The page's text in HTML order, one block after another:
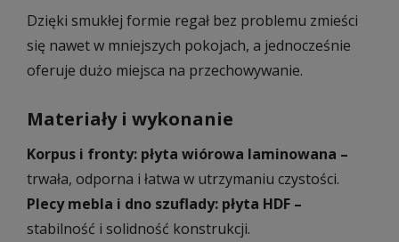
Dzięki smukłej formie regał bez problemu zmieści
się nawet w mniejszych pokojach, a jednocześnie
oferuje dużo miejsca na przechowywanie.
Materiały i wykonanie
Korpus i fronty: płyta wiórowa laminowana –
trwała, odporna i łatwa w utrzymaniu czystości.
Plecy mebla i dno szuflady: płyta HDF –
stabilność i solidność konstrukcji.